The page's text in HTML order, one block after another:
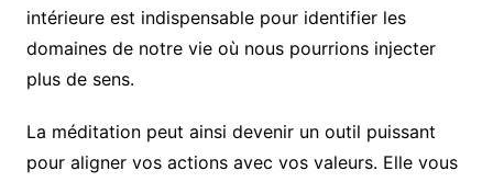
intérieure est indispensable pour identifier les
domaines de notre vie où nous pourrions injecter
plus de sens.
La méditation peut ainsi devenir un outil puissant
pour aligner vos actions avec vos valeurs. Elle vous